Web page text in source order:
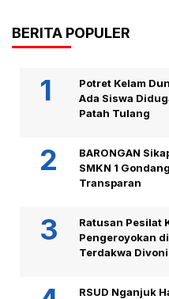
BERITA POPULER
Potret Kelam
Ada Siswa
Patah Tulang
BARONGAN
SMKN 1
Transparan
Ratusan Pesilat
Pengeroyokan
Terdakwa
RSUD Nganjuk